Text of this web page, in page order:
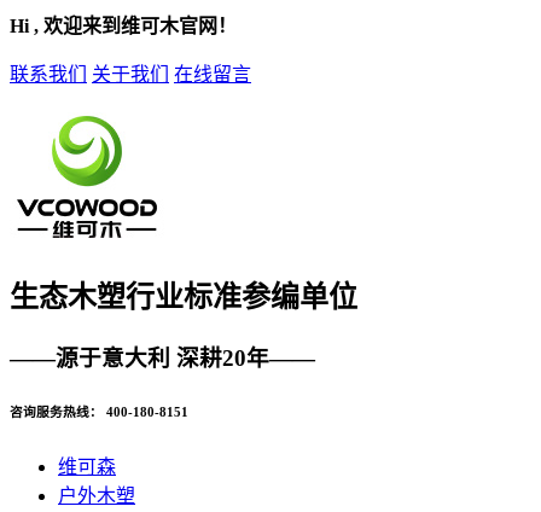
Hi , 欢迎来到维可木官网！
联系我们 关于我们 在线留言
生态木塑行业标准参编单位
——源于意大利 深耕20年——
咨询服务热线： 400-180-8151
维可森
户外木塑